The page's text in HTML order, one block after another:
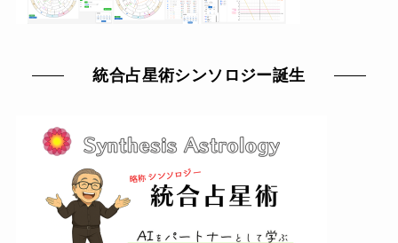
統合占星術シンソロジー誕生